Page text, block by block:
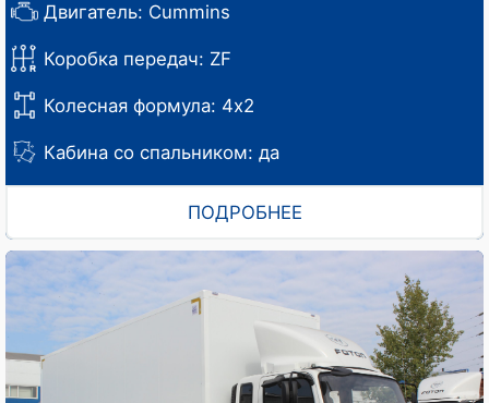
Двигатель: Cummins
Коробка передач: ZF
Колесная формула: 4х2
Кабина со спальником: да
ПОДРОБНЕЕ